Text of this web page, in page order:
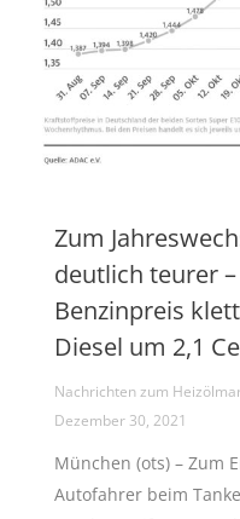
Zum
deutlich teurer
Benzinpreis
Diesel um 2,1
Nachrichten zum
Dezember 30, 2021
München (ots) – Zum
Autofahrer beim